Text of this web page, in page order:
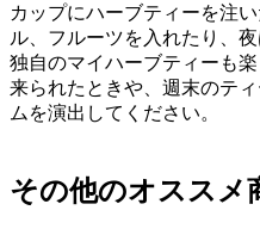
カップにハーブティーを注
ル、フルーツを入れたり、
独自のマイハーブティーも
来られたときや、週末のテ
ムを演出してください。
その他のオススメ